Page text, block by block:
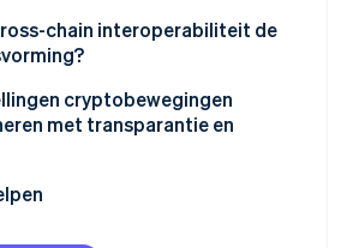
chain interoperabiliteit de
cryptobewegingen
met transparantie en